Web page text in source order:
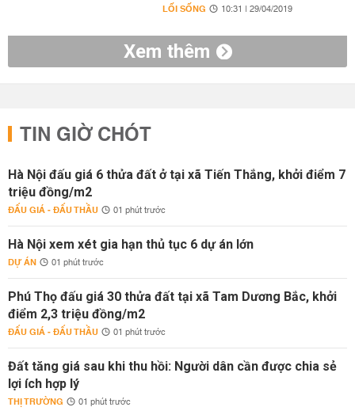
LỐI SỐNG 10:31 | 29/04/2019
Xem thêm
TIN GIỜ CHÓT
Hà Nội đấu giá 6 thửa đất ở tại xã Tiến Thắng, khởi điểm 7
triệu đồng/m2
ĐẤU GIÁ - ĐẤU THẦU 01 phút trước
Hà Nội xem xét gia hạn thủ tục 6 dự án lớn
DỰ ÁN 01 phút trước
Phú Thọ đấu giá 30 thửa đất tại xã Tam Dương Bắc, khởi
điểm 2,3 triệu đồng/m2
ĐẤU GIÁ - ĐẤU THẦU 01 phút trước
Đất tăng giá sau khi thu hồi: Người dân cần được chia sẻ
lợi ích hợp lý
THỊ TRƯỜNG 01 phút trước